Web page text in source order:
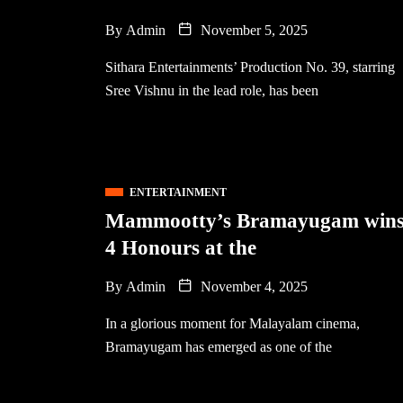
By Admin November 5, 2025
Sithara Entertainments’ Production No. 39, starring
Sree Vishnu in the lead role, has been
ENTERTAINMENT
Mammootty’s Bramayugam
4 Honours at the
By Admin November 4, 2025
In a glorious moment for Malayalam cinema,
Bramayugam has emerged as one of the